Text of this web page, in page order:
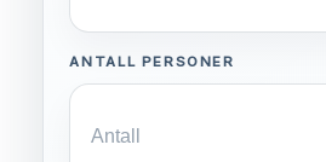
ANTALL PERSONER